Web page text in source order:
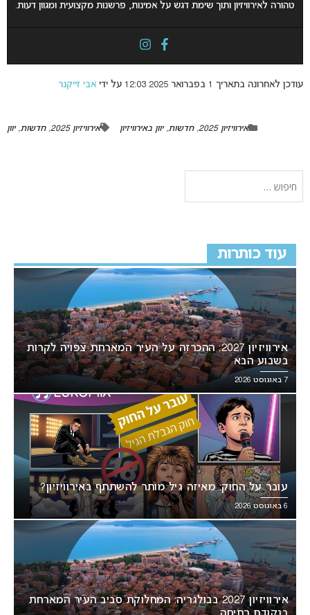
טהורה לאירוויזיון ותוך שימת דגש על אמינות, פרשנות מקצועית ומגוון דעות.
עודכן לאחרונה בתאריך 1 בפברואר 2025 12:03 על ידי אבי זייקנר
אירוויזיון 2025 ,חדשות,יוון באירוויזיון אירוויזיון 2025 ,חדשות,יוון
עוד כותרות
אירוויזיון 2027: ההכרזה על העיר המארחת צפויה לקרות
בשבוע הבא
7 באוגוסט 2026
עובר על החוק: מאיזה גיל מותר להשתתף באירוויזיון?
6 באוגוסט 2026
אירוויזיון 2027 בבולגריה: המחלוקת סביב העיר המארחת